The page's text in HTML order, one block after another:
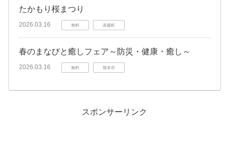
たかもり桜まつり
2026.03.16 無料 高森町
春のまなびと癒しフェア～防災・健康・癒し～
2026.03.16 無料 熊本市
スポンサーリンク